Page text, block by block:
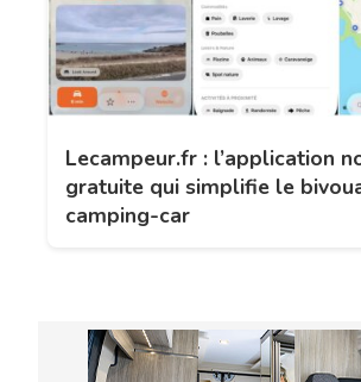
Lecampeur.fr : l’application
gratuite qui simplifie le
camping-car